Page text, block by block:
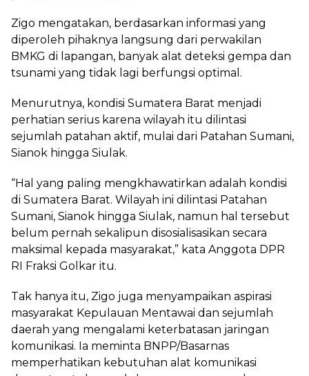
Zigo mengatakan, berdasarkan informasi yang
diperoleh pihaknya langsung dari perwakilan
BMKG di lapangan, banyak alat deteksi gempa dan
tsunami yang tidak lagi berfungsi optimal.
Menurutnya, kondisi Sumatera Barat menjadi
perhatian serius karena wilayah itu dilintasi
sejumlah patahan aktif, mulai dari Patahan Sumani,
Sianok hingga Siulak.
“Hal yang paling mengkhawatirkan adalah kondisi
di Sumatera Barat. Wilayah ini dilintasi Patahan
Sumani, Sianok hingga Siulak, namun hal tersebut
belum pernah sekalipun disosialisasikan secara
maksimal kepada masyarakat,” kata Anggota DPR
RI Fraksi Golkar itu.
Tak hanya itu, Zigo juga menyampaikan aspirasi
masyarakat Kepulauan Mentawai dan sejumlah
daerah yang mengalami keterbatasan jaringan
komunikasi. Ia meminta BNPP/Basarnas
memperhatikan kebutuhan alat komunikasi